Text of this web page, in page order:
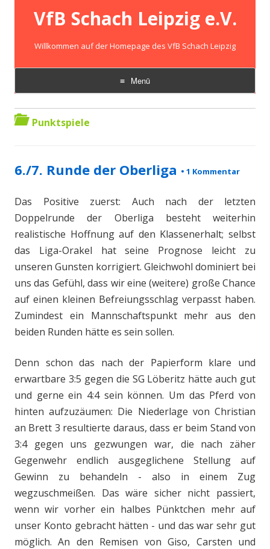
VfB Schach Leipzig e.V.
Willkommen auf der Homepage des VfB Schach Leipzig
Menü
Zum
Inhalt
springen
Punktspiele
6./7. Runde der Oberliga • 1 Kommentar
Das Positive zuerst: Auch nach der letzten
Doppelrunde der Oberliga besteht weiterhin
realistische Hoffnung auf den Klassenerhalt; selbst
das Liga-Orakel hat seine Prognose leicht zu
unseren Gunsten korrigiert. Gleichwohl dominiert bei
uns das Gefühl, dass wir eine (weitere) große Chance
auf einen kleinen Befreiungsschlag verpasst haben.
Zumindest ein Mannschaftspunkt mehr aus den
beiden Runden hätte es sein sollen.
Denn schon das nach der Papierform klare und
erwartbare 3:5 gegen die SG Löberitz hätte auch gut
und gerne ein 4:4 sein können. Um das Pferd von
hinten aufzuzäumen: Die Niederlage von Christian
an Brett 3 resultierte daraus, dass er beim Stand von
3:4 gegen uns gezwungen war, die nach zäher
Gegenwehr endlich ausgeglichene Stellung auf
Gewinn zu behandeln - also in einem Zug
wegzuschmeißen. Das wäre sicher nicht passiert,
wenn wir vorher ein halbes Pünktchen mehr auf
unser Konto gebracht hätten - und das war sehr gut
möglich. An den Remisen von Giso, Carsten und